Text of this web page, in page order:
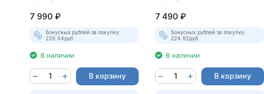
7 990 ₽
Бонусных рублей за покупку:
239.94руб.
В наличии
В корзину
7 490 ₽
Бонусных рублей за покупку:
224.92руб.
В наличии
В корзину